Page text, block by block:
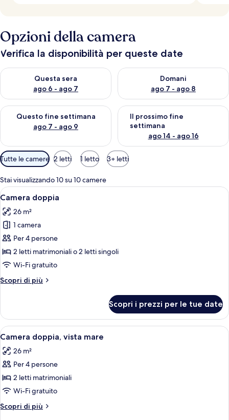
Opzioni della camera
Verifica la disponibilità per queste date
Questa sera
ago 6 - ago 7
Verifica la disponibilità per questa sera, ago 6 - ago 7
Domani
ago 7 - ago 8
Verifica la disponibilità per
Questo fine settimana
ago 7 - ago 9
Verifica la disponibilità per questo fine settimana, ago 7 - ago
Il prossimo fine
settimana
ago 14 - ago 16
Verifica la disponibilità per il
Filtri
disponibili
per
le
camere
Tutte le camere 2 letti 1 letto 3+ letti
Stai visualizzando 10 su 10 camere
Apri
tutte
le
foto
per
Camera
doppia
Camera d'albergo con due letti, una
5
Camera doppia
26 m²
1 camera
Per 4 persone
2 letti matrimoniali o 2 letti singoli
Wi-Fi gratuito
Scopri di più
Altri
doppia
Scopri i prezzi per le tue date
Apri
tutte
le
foto
per
Camera
doppia,
vista
Una stanza con divano, tavolo e
6
Camera doppia, vista mare
26 m²
Per 4 persone
2 letti matrimoniali
Wi-Fi gratuito
Scopri di più
Altri